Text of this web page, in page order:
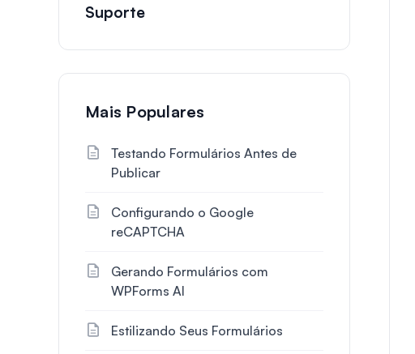
Suporte
Mais Populares
Testando Formulários Antes de
Publicar
Configurando o Google
reCAPTCHA
Gerando Formulários com
WPForms AI
Estilizando Seus Formulários